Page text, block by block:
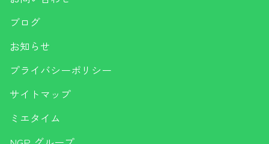
ブログ
お知らせ
プライバシーポリシー
サイトマップ
ミエタイム